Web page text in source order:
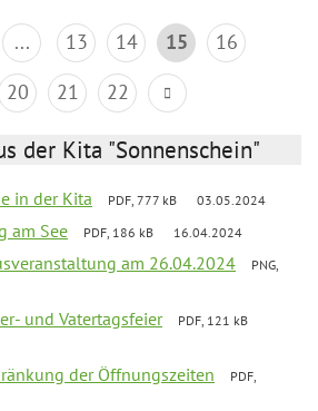
... 13 14 15
16
20 21 22
der Kita "Sonnenschein"
in der Kita PDF, 777 kB 03.05.2024
am See PDF, 186 kB 16.04.2024
am 26.04.2024
PNG,
und Vatertagsfeier
PDF, 121 kB
der Öffnungszeiten
PDF,